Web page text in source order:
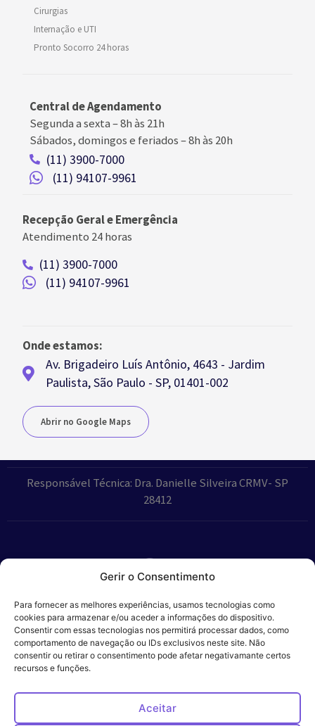
Gerir o Consentimento
Para fornecer as melhores experiências, usamos tecnologias como
cookies para armazenar e/ou aceder a informações do dispositivo.
Consentir com essas tecnologias nos permitirá processar dados, como
comportamento de navegação ou IDs exclusivos neste site. Não
consentir ou retirar o consentimento pode afetar negativamante certos
recursos e funções.
Aceitar
Cirurgias
Internação e UTI
Pronto Socorro 24 horas
Central de Agendamento
Segunda a sexta –8h às 21h
Sábados, domingos e feriados–8h às 20h
(11) 3900-7000
(11) 94107-9961
Recepção Geral e Emergência
Atendimento 24 horas
(11) 3900-7000
(11) 94107-9961
Onde estamos:
Av. Brigadeiro Luís Antônio, 4643 - Jardim
Paulista, São Paulo - SP, 01401-002
Abrir no Google Maps
Responsável Técnica: Dra. Danielle Silveira CRMV- SP
28412
Parceiros:
Veros – Hospital
Ética